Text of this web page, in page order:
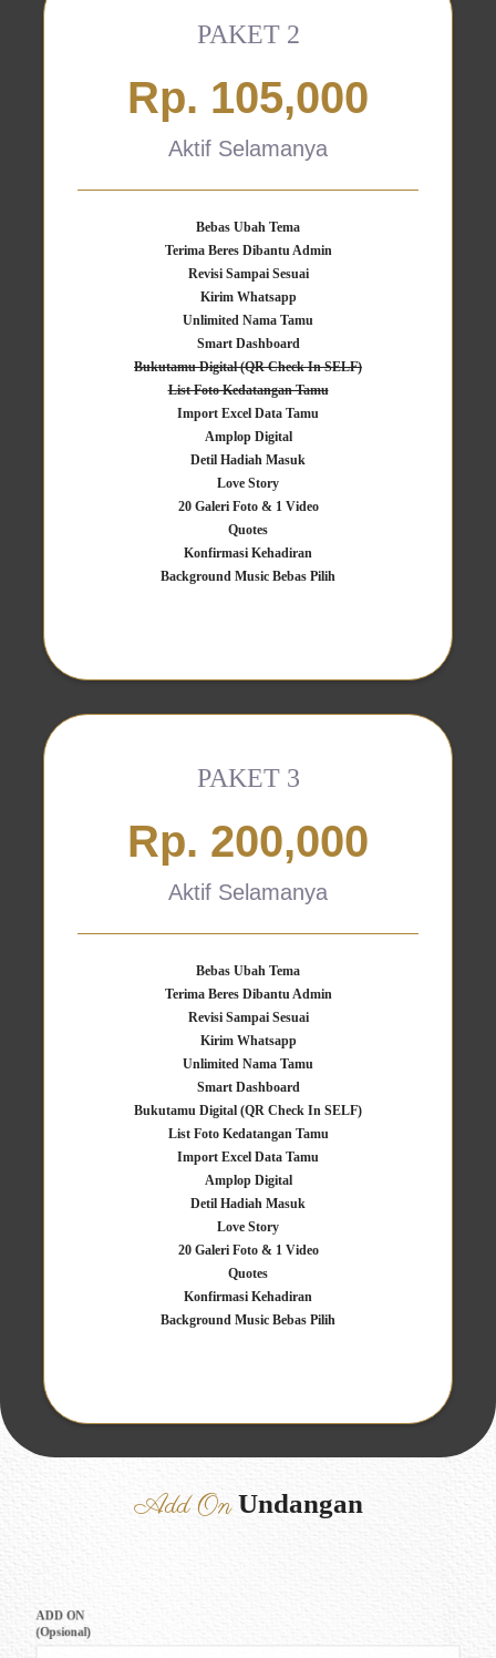
PAKET 2
Rp. 105,000
Aktif Selamanya
Bebas Ubah Tema
Terima Beres Dibantu Admin
Revisi Sampai Sesuai
Kirim Whatsapp
Unlimited Nama Tamu
Smart Dashboard
Bukutamu Digital (QR Check In SELF)
List Foto Kedatangan Tamu
Import Excel Data Tamu
Amplop Digital
Detil Hadiah Masuk
Love Story
20 Galeri Foto & 1 Video
Quotes
Konfirmasi Kehadiran
Background Music Bebas Pilih
PAKET 3
Rp. 200,000
Aktif Selamanya
Bebas Ubah Tema
Terima Beres Dibantu Admin
Revisi Sampai Sesuai
Kirim Whatsapp
Unlimited Nama Tamu
Smart Dashboard
Bukutamu Digital (QR Check In SELF)
List Foto Kedatangan Tamu
Import Excel Data Tamu
Amplop Digital
Detil Hadiah Masuk
Love Story
20 Galeri Foto & 1 Video
Quotes
Konfirmasi Kehadiran
Background Music Bebas Pilih
Add OnUndangan
Custom Undangan